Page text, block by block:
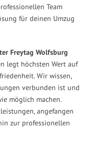
Team
für deinen Umzug
Freytag Wolfsburg
legt höchsten Wert auf
Wir wissen,
verbunden ist und
möglich machen.
angefangen
zur professionellen